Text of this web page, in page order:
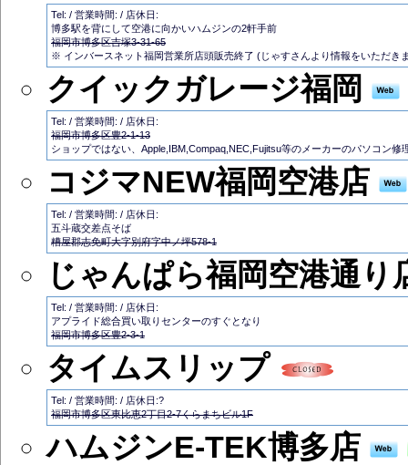
Tel: / 営業時間: / 店休日:
博多駅を背にして空港に向かいハムジンの2軒手前
福岡市博多区吉塚3-31-65
※ インバースネット福岡営業所店頭販売終了 (じゃすさんより情報をいただき
クイックガレージ福岡
Tel: / 営業時間: / 店休日:
福岡市博多区豊2-1-13
ショップではない、Apple,IBM,Compaq,NEC,Fujitsu等のメーカーのパソコン修
コジマNEW福岡空港店
Tel: / 営業時間: / 店休日:
五斗蔵交差点そば
糟屋郡志免町大字別府字中ノ坪578-1
じゃんぱら福岡空港通り
Tel: / 営業時間: / 店休日:
アプライド総合買い取りセンターのすぐとなり
福岡市博多区豊2-3-1
タイムスリップ
Tel: / 営業時間: / 店休日:?
福岡市博多区東比恵2丁目2-7くらまちビル1F
ハムジンE-TEK博多店